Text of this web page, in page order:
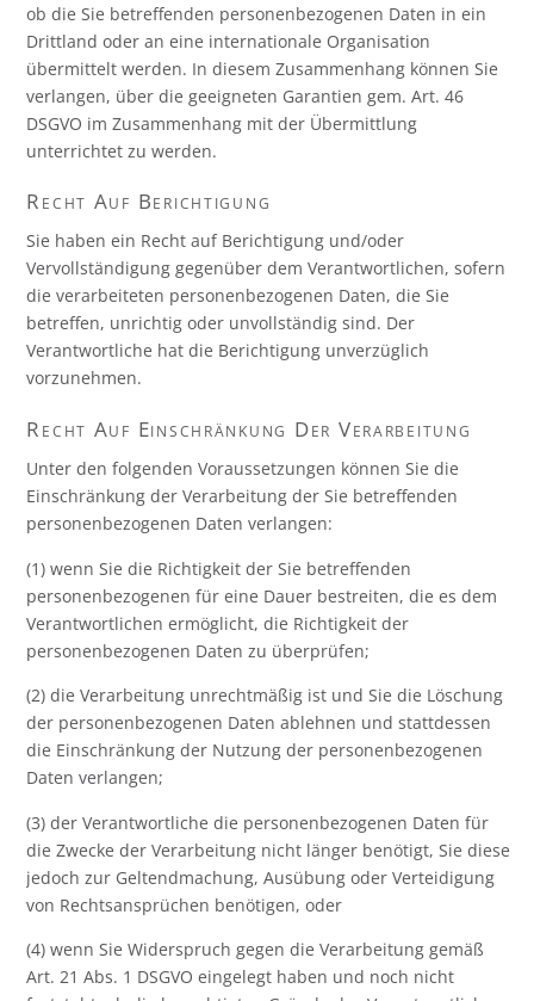
ob die Sie betreffenden personenbezogenen Daten in ein
Drittland oder an eine internationale Organisation
übermittelt werden. In diesem Zusammenhang können Sie
verlangen, über die geeigneten Garantien gem. Art. 46
DSGVO im Zusammenhang mit der Übermittlung
unterrichtet zu werden.
Recht Auf Berichtigung
Sie haben ein Recht auf Berichtigung und/oder
Vervollständigung gegenüber dem Verantwortlichen, sofern
die verarbeiteten personenbezogenen Daten, die Sie
betreffen, unrichtig oder unvollständig sind. Der
Verantwortliche hat die Berichtigung unverzüglich
vorzunehmen.
Recht Auf Einschränkung Der Verarbeitung
Unter den folgenden Voraussetzungen können Sie die
Einschränkung der Verarbeitung der Sie betreffenden
personenbezogenen Daten verlangen:
(1) wenn Sie die Richtigkeit der Sie betreffenden
personenbezogenen für eine Dauer bestreiten, die es dem
Verantwortlichen ermöglicht, die Richtigkeit der
personenbezogenen Daten zu überprüfen;
(2) die Verarbeitung unrechtmäßig ist und Sie die Löschung
der personenbezogenen Daten ablehnen und stattdessen
die Einschränkung der Nutzung der personenbezogenen
Daten verlangen;
(3) der Verantwortliche die personenbezogenen Daten für
die Zwecke der Verarbeitung nicht länger benötigt, Sie diese
jedoch zur Geltendmachung, Ausübung oder Verteidigung
von Rechtsansprüchen benötigen, oder
(4) wenn Sie Widerspruch gegen die Verarbeitung gemäß
Art. 21 Abs. 1 DSGVO eingelegt haben und noch nicht